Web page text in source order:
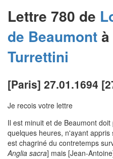
Lettre 780 de
de Beaumontà
Turrettini
[Paris] 27.01.1694
Je recois votre lettre
Il est minuit et de Beaumont
quelques heures, n'ayant
est chagriné du contretemps
Anglia sacra] mais [Jean-